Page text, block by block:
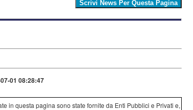
01 08:28:47
in questa pagina sono state fornite da Enti Pubblici e Privati e,